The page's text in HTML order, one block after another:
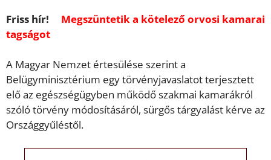
Friss hír!
Megszüntetik a kötelező orvosi kamarai
tagságot
A Magyar Nemzet értesülése szerint a
Belügyminisztérium egy törvényjavaslatot terjesztett
elő az egészségügyben működő szakmai kamarákról
szóló törvény módosításáról, sürgős tárgyalást kérve az
Országgyűléstől.